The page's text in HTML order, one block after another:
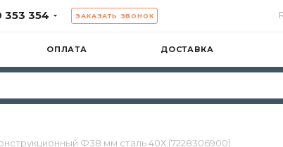
353 354 ЗАКАЗАТЬ ЗВОНОК
ОПЛАТА ДОСТАВКА
Ф38 мм сталь 40Х (7228306900)